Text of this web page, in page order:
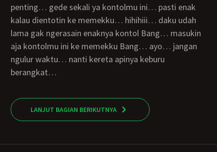
penting… gede sekali ya kontolmu ini… pasti enak
kalau dientotin ke memekku… hihihiii… daku udah
lama gak ngerasain enaknya kontol Bang… masukin
aja kontolmu ini ke memekku Bang… ayo… jangan
ngulur waktu… nanti kereta apinya keburu
berangkat…
LANJUT BAGIAN BERIKUTNYA